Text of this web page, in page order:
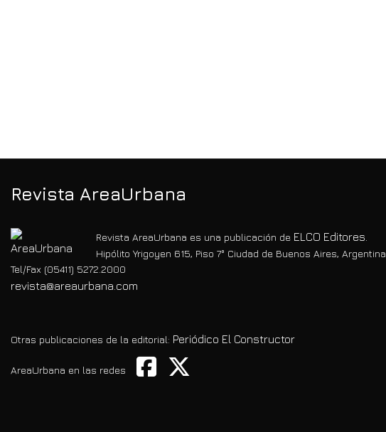
Revista AreaUrbana
Revista AreaUrbana es una publicación de ELCO Editores.
Hipólito Yrigoyen 615, Piso 7° Ciudad de Buenos Aires, Argentina.
Tel/Fax (05411) 5272.2000
revista@areaurbana.com
Otras publicaciones de la editorial: Periódico El Constructor
AreaUrbana en las redes